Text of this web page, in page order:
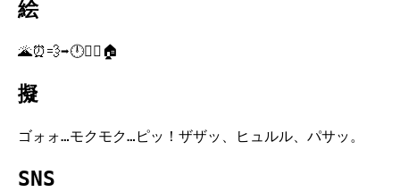
絵
🌋⏰💨➡️🕛🏃‍♂️🏠
擬
ゴォォ…モクモク…ピッ！ザザッ、ヒュルル、パサッ。
SNS